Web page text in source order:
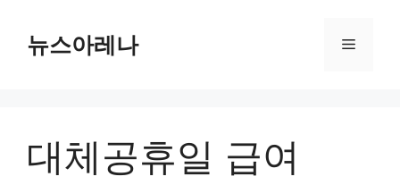
content뉴스아레나 Menu
대체공휴일 급여